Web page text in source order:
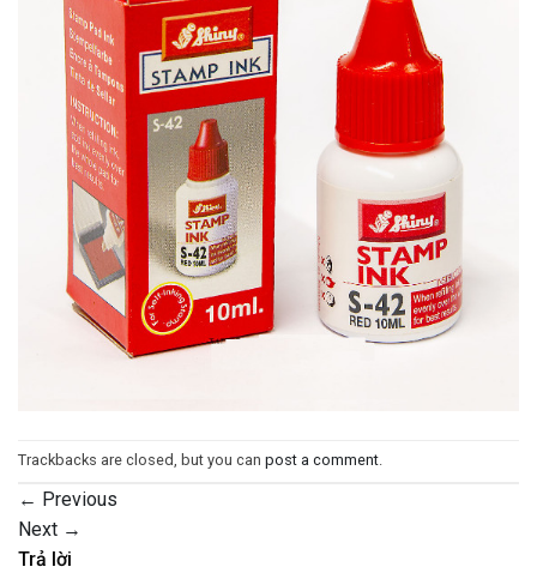
Trackbacks are closed, but you can post a comment.
← Previous
Next →
Trả lời